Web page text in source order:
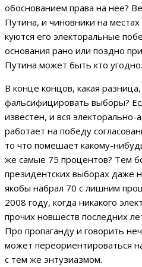
обоснованием права на нее?
Путина, и чиновники на
куются его электоральные
основания рано или поздно
Путина может быть кто угодно.
В конце концов, какая
фальсифицировать выборы?
известен, и вся
работает на победу
то что помешает какому-
же самые 75 процентов? Тем
президентских выборах даже
якобы набрал 70 с лишним
2008 году, когда никакого
прочих новшеств последних
Про пропаганду и говорить
может переориентироваться
с тем же энтузиазмом.